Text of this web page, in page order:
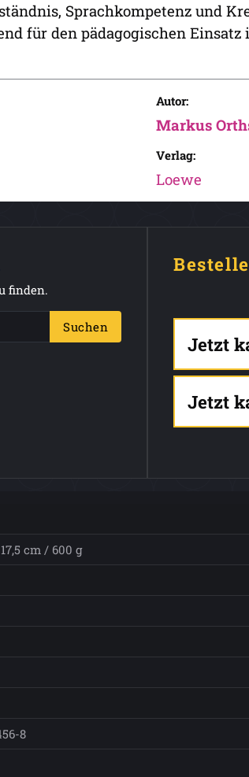
Sprachkompetenz und
für den pädagogischen
Autor:
Markus
Verlag:
Loewe
finden.
Suchen
Jetzt
Jetzt
cm / 600 g
8